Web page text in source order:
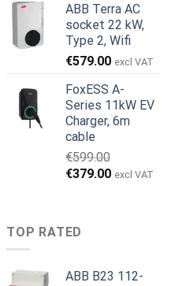
pris
var:
€799.00.
pris
er:
€629.00.
ABB Terra AC
socket 22 kW,
Type 2, Wifi
€579.00 excl VAT
FoxESS A-
Series 11kW EV
Charger, 6m
cable
€599.00
Den
€599.00.
€379.00Den
excl VAT
TOP RATED
ABB B23 112-